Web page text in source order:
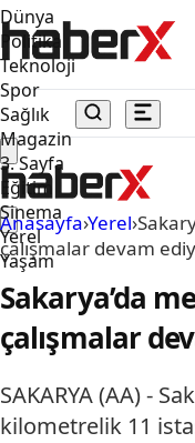
Dünya
Politika
Teknoloji
Spor
Sağlık
Magazin
3. Sayfa
Eğitim
Sinema
Yerel
Yaşam
Anasayfa›Yerel›
çalışmalar devam
Sakarya’da
çalışmalar
SAKARYA (AA) -
kilometrelik 11